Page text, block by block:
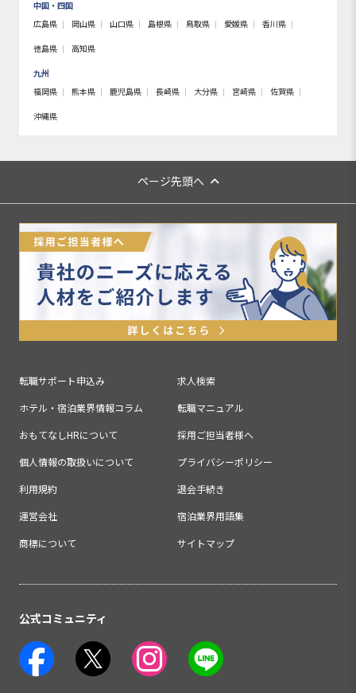
中国・四国
広島県 岡山県 山口県 島根県 鳥取県 愛媛県 香川県
徳島県 高知県
九州
福岡県 熊本県 鹿児島県 長崎県 大分県 宮崎県 佐賀県
沖縄県
ページ先頭へ
転職サポート申込み 求人検索
ホテル・宿泊業界情報コラム 転職マニュアル
おもてなしHRについて 採用ご担当者様へ
個人情報の取扱いについて プライバシーポリシー
利用規約 退会手続き
運営会社 宿泊業界用語集
商標について サイトマップ
公式コミュニティ